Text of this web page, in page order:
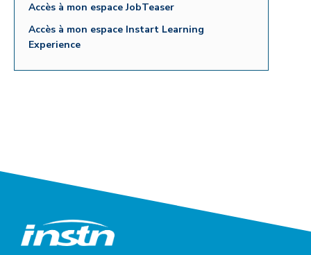
Accès à mon espace JobTeaser
Accès à mon espace Instart Learning
Experience